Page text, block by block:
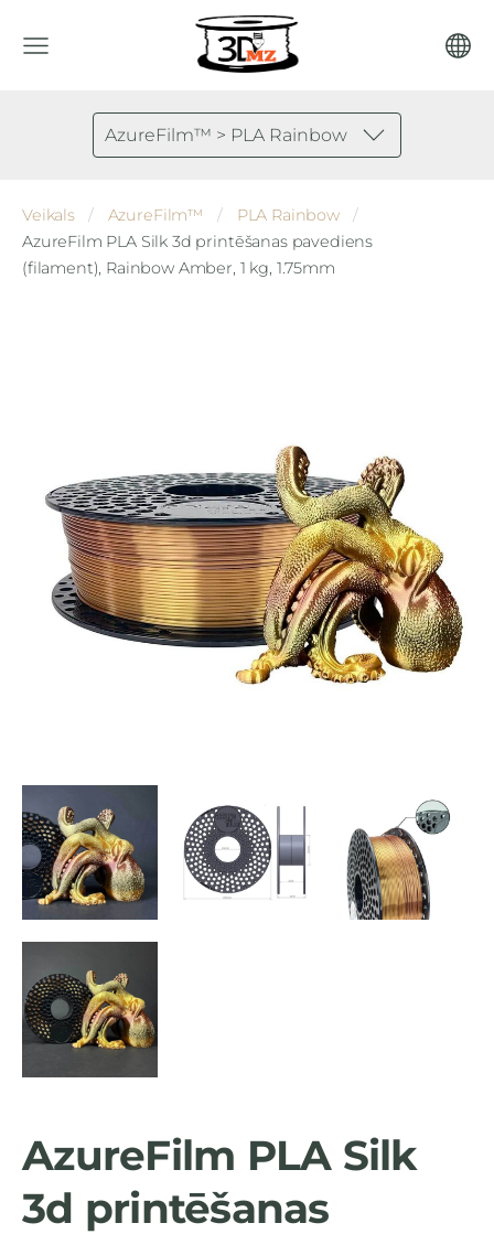
AzureFilm™ > PLA Rainbow
Veikals AzureFilm™
PLA Rainbow
AzureFilm PLA Silk 3d printēšanas pavediens
(filament), Rainbow Amber, 1 kg, 1.75mm
AzureFilm PLA Silk
3d printēšanas